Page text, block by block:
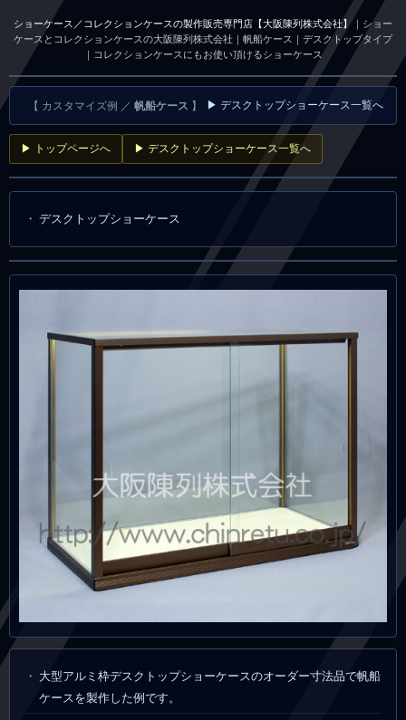
ショーケース／コレクションケースの製作販売専門店【大阪陳列株式会社】 ｜ショー
ケースとコレクションケースの大阪陳列株式会社｜帆船ケース｜デスクトップタイプ
｜コレクションケースにもお使い頂けるショーケース
【 カスタマイズ例 ／ 帆船ケース 】 ▶ デスクトップショーケース一覧へ
▶ トップページへ ▶ デスクトップショーケース一覧へ
デスクトップショーケース
大型アルミ枠デスクトップショーケースのオーダー寸法品で帆船
ケースを製作した例です。